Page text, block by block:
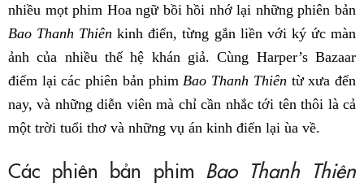
nhiều mọt phim Hoa ngữ bồi hồi nhớ lại những phiên bản
Bao Thanh Thiên kinh điển, từng gắn liền với ký ức màn
ảnh của nhiều thế hệ khán giả. Cùng Harper’s Bazaar
điểm lại các phiên bản phim Bao Thanh Thiên từ xưa đến
nay, và những diễn viên mà chỉ cần nhắc tới tên thôi là cả
một trời tuổi thơ và những vụ án kinh điển lại ùa về.
Các phiên bản phim Bao Thanh Thiên